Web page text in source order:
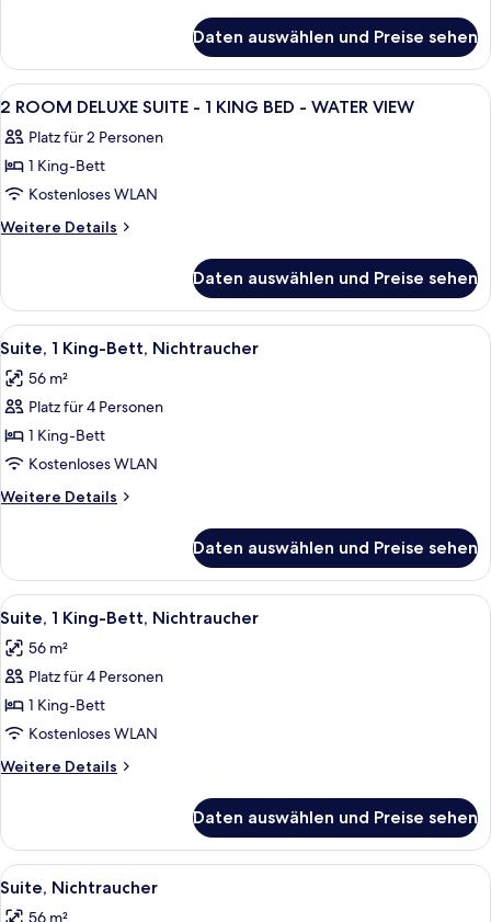
BEDS-
NONSMOKING
anzeigen
ROOM
SUITE-
2
BEDS-
NONSMOKING
Daten auswählen und Preise sehen
Alle
Fotos
für
2
ROOM
DELUXE
1
KING
BED
-
WATER
VIEW
anzeigen
Ein Hotelzimmer mit einem großen
8
2 ROOM DELUXE SUITE - 1 KING BED - WATER VIEW
Platz für 2 Personen
1 King-Bett
Kostenloses WLAN
Weitere Details
Weitere
ROOM
DELUXE
SUITE
KING
-
WATER
Daten auswählen und Preise sehen
Alle
Fotos
für
Suite,
1 King-
Bett,
Nichtraucher
anzeigen
Ein Hotelzimmer mit einem großen
6
Suite, 1 King-Bett, Nichtraucher
56 m²
Platz für 4 Personen
1 King-Bett
Kostenloses WLAN
Weitere Details
Weitere
1 King-
Bett,
Nichtraucher
Daten auswählen und Preise sehen
Alle
Fotos
für
Suite,
1 King-
Bett,
Nichtraucher
anzeigen
Ein Hotelzimmer mit Fernseher,
7
Suite, 1 King-Bett, Nichtraucher
56 m²
Platz für 4 Personen
1 King-Bett
Kostenloses WLAN
Weitere Details
Weitere
1 King-
Bett,
Nichtraucher
Daten auswählen und Preise sehen
Alle
Fotos
Ein Hotelzimmer mit zwei Betten,
6
Suite, Nichtraucher
56 m²